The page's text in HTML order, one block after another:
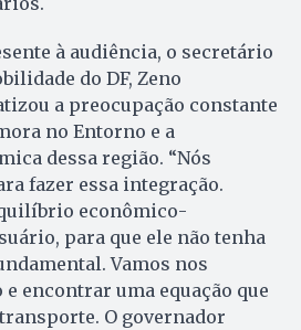
à audiência, o secretário
do DF, Zeno
a preocupação constante
no Entorno e a
dessa região. “Nós
fazer essa integração.
econômico-
para que ele não tenha
Vamos nos
encontrar uma equação que
O governador